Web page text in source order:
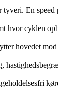
En
cyklen
hovedet